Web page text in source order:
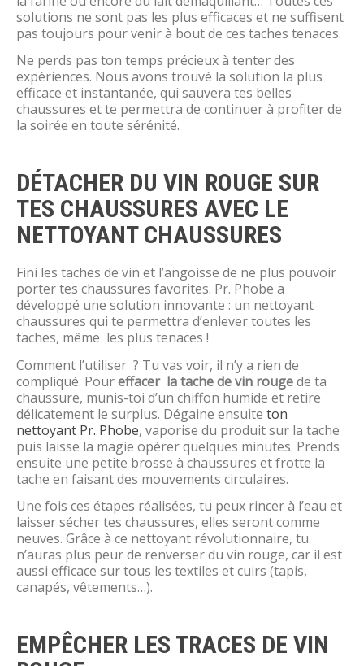
solutions ne sont pas les plus efficaces et ne suffisent
pas toujours pour venir à bout de ces taches tenaces.
Ne perds pas ton temps précieux à tenter des
expériences. Nous avons trouvé la solution la plus
efficace et instantanée, qui sauvera tes belles
chaussures et te permettra de continuer à profiter de
la soirée en toute sérénité.
DÉTACHER DU VIN ROUGE SUR
TES CHAUSSURES AVEC LE
NETTOYANT CHAUSSURES
Fini les taches de vin et l’angoisse de ne plus pouvoir
porter tes chaussures favorites. Pr. Phobe a
développé une solution innovante : un nettoyant
chaussures qui te permettra d’enlever toutes les
taches, même les plus tenaces !
Comment l’utiliser ? Tu vas voir, il n’y a rien de
compliqué. Poureffacer la tache de vin rougede ta
chaussure, munis-toi d’un chiffon humide et retire
délicatement le surplus. Dégaine ensuite ton
nettoyant Pr. Phobe, vaporise du produit sur la tache
puis laisse la magie opérer quelques minutes. Prends
ensuite une petite brosse à chaussures et frotte la
tache en faisant des mouvements circulaires.
Une fois ces étapes réalisées, tu peux rincer à l’eau et
laisser sécher tes chaussures, elles seront comme
neuves. Grâce à ce nettoyant révolutionnaire, tu
n’auras plus peur de renverser du vin rouge, car il est
aussi efficace sur tous les textiles et cuirs (tapis,
canapés, vêtements…).
EMPÊCHER LES TRACES DE VIN